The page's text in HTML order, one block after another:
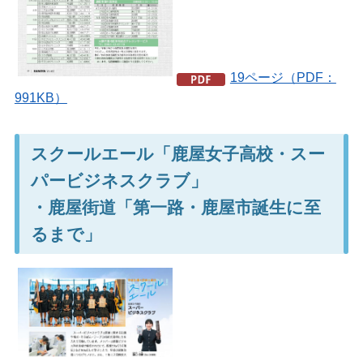
19ページ（PDF：
991KB）
スクールエール「鹿屋女子高校・スー
パービジネスクラブ」
・鹿屋街道「第一路・鹿屋市誕生に至
るまで」